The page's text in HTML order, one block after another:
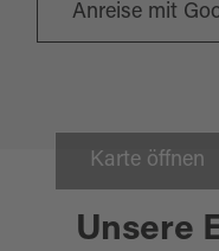
Karte öffnen
Anreise mit
Unsere
Marktredwitz